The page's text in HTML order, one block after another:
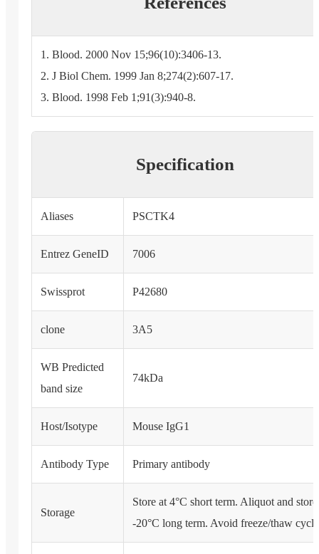
1. Blood. 2000 Nov 15;96(10):3406-13.
2. J Biol Chem. 1999 Jan 8;274(2):607-17.
3. Blood. 1998 Feb 1;91(3):940-8.
Specification
Aliases PSCTK4
Entrez GeneID 7006
Swissprot P42680
clone 3A5
WB Predicted
band size
74kDa
Host/Isotype Mouse IgG1
Antibody Type Primary antibody
Storage
Store at 4°C short term. Aliquot and store
-20°C long term. Avoid freeze/thaw